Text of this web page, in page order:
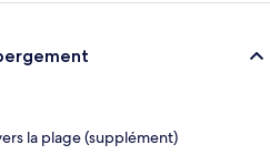
la plage (supplément)